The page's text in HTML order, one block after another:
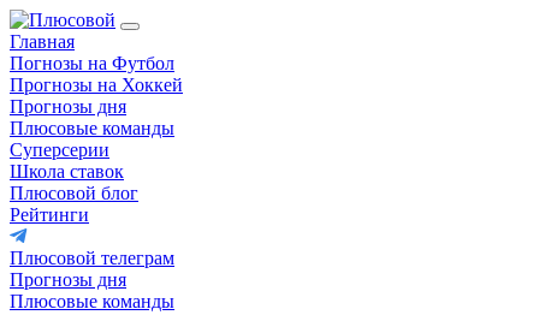
Главная
Погнозы на Футбол
Прогнозы на Хоккей
Прогнозы дня
Плюсовые команды
Суперсерии
Школа ставок
Плюсовой блог
Рейтинги
Плюсовой телеграм
Прогнозы дня
Плюсовые команды